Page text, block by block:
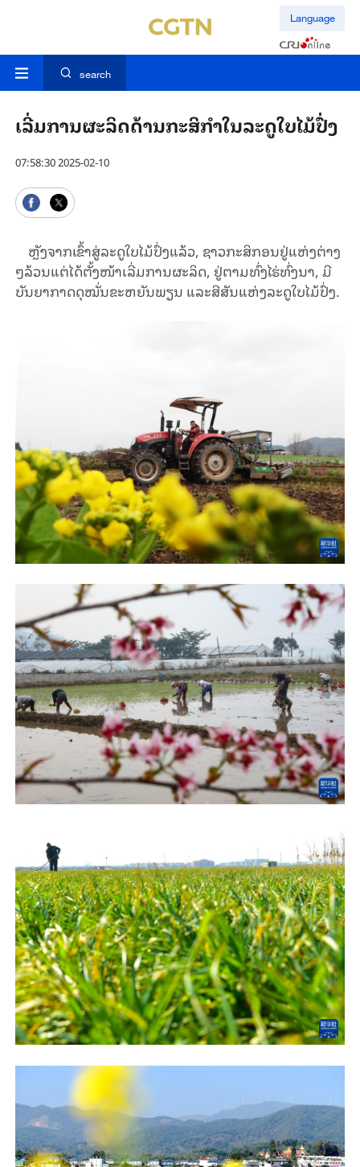
Language
search
​ເລີ່ມການ​ຜະ​ລິດ​ດ້ານ​ກະ​ສິ​ກຳ​ໃນ​ລະ​ດູ​ໃບ​ໄມ້​ປົ່ງ
07:58:30 2025-02-10
ຫຼັງ​ຈາກ​ເຂົ້າ​ສູ່​ລະ​ດູ​ໃບ​ໄມ້​ປົ່ງ​ແລ້ວ, ຊາວ​ກະ​ສິ​ກອນ​ຢູ່​ແຫ່ງ​ຕ່າງ
ໆ​ລ້ວນ​ແຕ່​ໄດ້​ຕັ້ງ​ໜ້າເລີ່ມ​ການ​ຜະ​ລິດ, ຢູ່​ຕາມ​ທົ່ງ​ໄຮ່​ທົ່ງ​ນາ, ມີ​
ບັນ​ຍາ​ກາດ​ດຸ​ໝັ່ນ​ຂະ​ຫຍັນ​ພຽນ ແລະ​ສີ​ສັນ​ແຫ່ງ​ລະ​ດູ​ໃບ​ໄມ້​ປົ່ງ.